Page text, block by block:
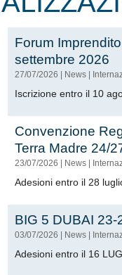
Forum
settembre 2026
27/07/2026 News
Iscrizione entro il 10
Convenzione
Terra Madre 24/
23/07/2026 News
Adesioni entro il 28
BIG 5 DUBAI
03/07/2026 News
Adesioni entro il 16